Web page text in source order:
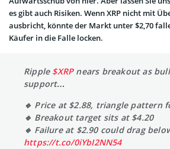
es gibt auch Risiken. Wenn XRP nicht mit
ausbricht, könnte der Markt unter $2,70
Käufer in die Falle locken.
Ripple $XRPnears breakout as
support…
🔹 Price at $2.88, triangle pattern
🔹 Breakout target sits at $4.20
🔹 Failure at $2.90 could drag
https://t.co/0iYbI2NN54